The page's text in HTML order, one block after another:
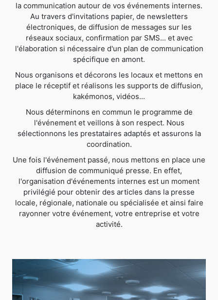
la communication autour de vos événements internes.
Au travers d'invitations papier, de newsletters
électroniques, de diffusion de messages sur les
réseaux sociaux, confirmation par SMS... et avec
l'élaboration si nécessaire d'un plan de communication
spécifique en amont.
Nous organisons et décorons les locaux et mettons en
place le réceptif et réalisons les supports de diffusion,
kakémonos, vidéos...
Nous déterminons en commun le programme de
l'événement et veillons à son respect. Nous
sélectionnons les prestataires adaptés et assurons la
coordination.
Une fois l'événement passé, nous mettons en place une
diffusion de communiqué presse. En effet,
l'organisation d'événements internes est un moment
privilégié pour obtenir des articles dans la presse
locale, régionale, nationale ou spécialisée et ainsi faire
rayonner votre événement, votre entreprise et votre
activité.